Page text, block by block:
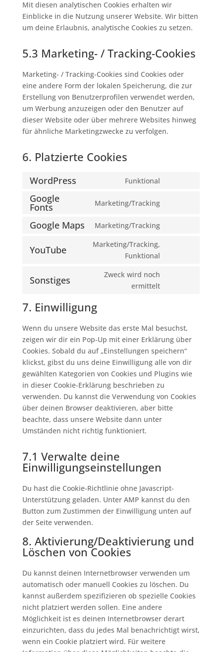
Mit diesen analytischen Cookies erhalten wir
Einblicke in die Nutzung unserer Website. Wir bitten
um deine Erlaubnis, analytische Cookies zu setzen.
5.3 Marketing- / Tracking-Cookies
Marketing- / Tracking-Cookies sind Cookies oder
eine andere Form der lokalen Speicherung, die zur
Erstellung von Benutzerprofilen verwendet werden,
um Werbung anzuzeigen oder den Benutzer auf
dieser Website oder über mehrere Websites hinweg
für ähnliche Marketingzwecke zu verfolgen.
6. Platzierte Cookies
WordPress Funktional
Google
Fonts Marketing/Tracking
Google Maps Marketing/Tracking
YouTube
Marketing/Tracking,
Funktional
Sonstiges
Zweck wird noch
ermittelt
7. Einwilligung
Wenn du unsere Website das erste Mal besuchst,
zeigen wir dir ein Pop-Up mit einer Erklärung über
Cookies. Sobald du auf „Einstellungen speichern“
klickst, gibst du uns deine Einwilligung alle von dir
gewählten Kategorien von Cookies und Plugins wie
in dieser Cookie-Erklärung beschrieben zu
verwenden. Du kannst die Verwendung von Cookies
über deinen Browser deaktivieren, aber bitte
beachte, dass unsere Website dann unter
Umständen nicht richtig funktioniert.
7.1 Verwalte deine
Einwilligungseinstellungen
Du hast die Cookie-Richtlinie ohne Javascript-
Unterstützung geladen. Unter AMP kannst du den
Button zum Zustimmen der Einwilligung unten auf
der Seite verwenden.
8. Aktivierung/Deaktivierung und
Löschen von Cookies
Du kannst deinen Internetbrowser verwenden um
automatisch oder manuell Cookies zu löschen. Du
kannst außerdem spezifizieren ob spezielle Cookies
nicht platziert werden sollen. Eine andere
Möglichkeit ist es deinen Internetbrowser derart
einzurichten, dass du jedes Mal benachrichtigt wirst,
wenn ein Cookie platziert wird. Für weitere